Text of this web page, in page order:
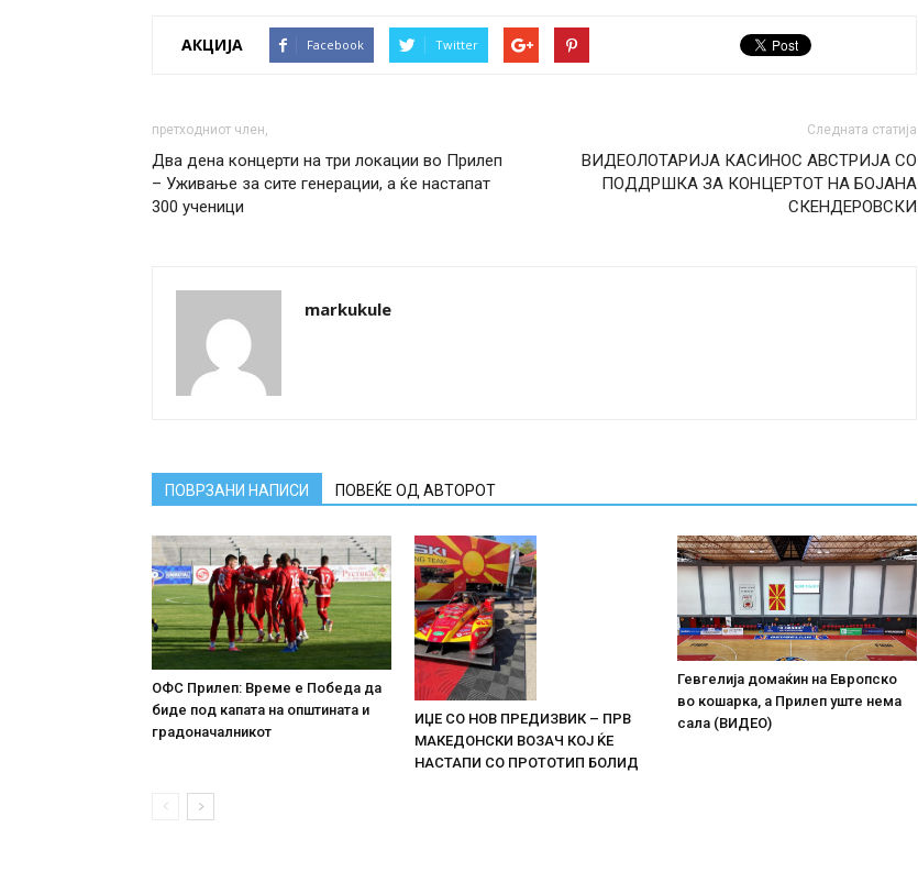
АКЦИЈА Facebook Twitter
претходниот член,
Два дена концерти на три локации во Прилеп
– Уживање за сите генерации, а ќе настапат
300 ученици
Следната статија
ВИДЕОЛОТАРИЈА КАСИНОС АВСТРИЈА СО
ПОДДРШКА ЗА КОНЦЕРТОТ НА БОЈАНА
СКЕНДЕРОВСКИ
markukule
ПОВРЗАНИ НАПИСИ ПОВЕЌЕ ОД АВТОРОТ
ОФС Прилеп: Време е Победа да
биде под капата на општината и
градоначалникот
ИЏЕ СО НОВ ПРЕДИЗВИК – ПРВ
МАКЕДОНСКИ ВОЗАЧ КОЈ ЌЕ
НАСТАПИ СО ПРОТОТИП БОЛИД
Гевгелија домаќин на Европско
во кошарка, а Прилеп уште нема
сала (ВИДЕО)